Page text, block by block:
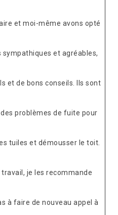
et moi-même avons opté
sympathiques et agréables,
et de bons conseils. Ils sont
problèmes de fuite pour
tuiles et démousser le toit.
je les recommande
à faire de nouveau appel à